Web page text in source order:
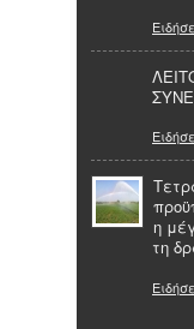
η
τη